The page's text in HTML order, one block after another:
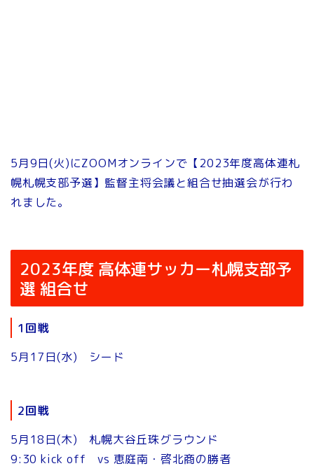
5月9日(火)にZOOMオンラインで【2023年度高体連札
幌札幌支部予選】監督主将会議と組合せ抽選会が行わ
れました。
2023年度 高体連サッカー札幌支部予
選 組合せ
1回戦
5月17日(水) シード
2回戦
5月18日(木) 札幌大谷丘珠グラウンド
9:30 kick off vs 恵庭南・啓北商の勝者